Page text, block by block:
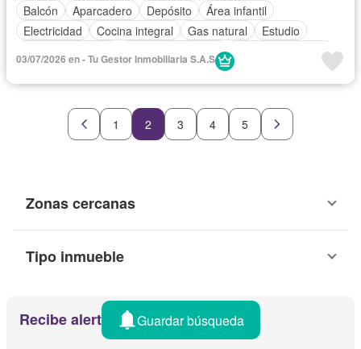
Balcón
Aparcadero Depósito
Área infantil
Electricidad
Cocina integral Gas natural
Estudio
Seguridad privada
Cuarto de servicio
03/07/2026 en - Tu Gestor Inmobiliaria S.A.S
1 2 3 4 5
Zonas cercanas
Tipo inmueble
Recibe alertas por emailGuardar búsqueda